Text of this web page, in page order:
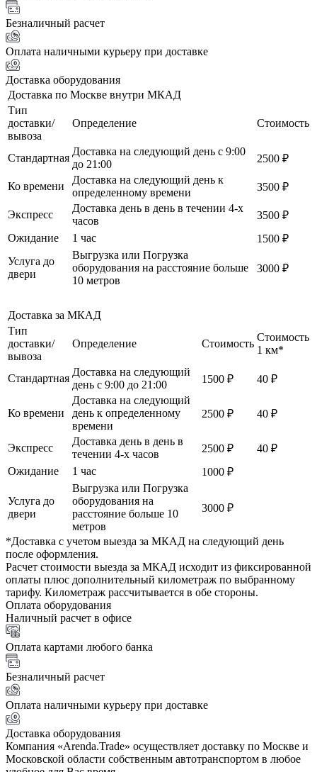
Безналичный расчет
Оплата наличными курьеру при доставке
Доставка оборудования
Доставка по Москве внутри МКАД
Тип
доставки/
вывоза
Определение Стоимость
Стандартная
Доставка на следующий день с 9:00
до 21:00
2500 ₽
Ко времени
Доставка на следующий день к
определенному времени
3500 ₽
Экспресс
Доставка день в день в течении 4-х
часов
3500 ₽
Ожидание
1 час
1500 ₽
Услуга до
двери
Выгрузка или Погрузка
оборудования на расстояние больше
10 метров
3000 ₽
Доставка за МКАД
Тип
доставки/
вывоза
Определение Стоимость
Стоимость
1 км*
Стандартная
Доставка на следующий
день с 9:00 до 21:00
1500 ₽ 40 ₽
Ко времени
Доставка на следующий
день к определенному
времени
2500 ₽ 40 ₽
Экспресс
Доставка день в день в
течении 4-х часов
2500 ₽
40 ₽
Ожидание
1 час 1000 ₽
Услуга до
двери
Выгрузка или Погрузка
оборудования на
расстояние больше 10
метров
3000 ₽
*Доставка с учетом выезда за МКАД на следующий день
после оформления.
Расчет стоимости выезда за МКАД исходит из фиксированной
оплаты плюс дополнительный километраж по выбранному
тарифу. Километраж рассчитывается в обе стороны.
Оплата оборудования
Наличный расчет в офисе
Оплата картами любого банка
Безналичный расчет
Оплата наличными курьеру при доставке
Доставка оборудования
Компания «Arenda.Trade» осуществляет доставку по Москве и
Московской области собственным автотранспортом в любое